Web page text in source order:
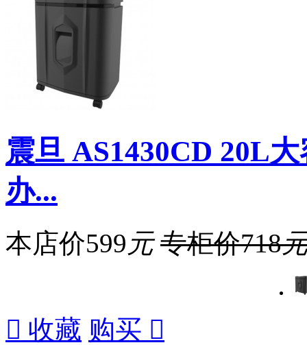
震旦 AS1430CD 20L
办...
本店价599 元 专柜价718
 收藏 购买 